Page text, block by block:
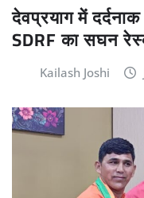
देवप्रयाग में
SDRF का सघन
Kailash Joshi